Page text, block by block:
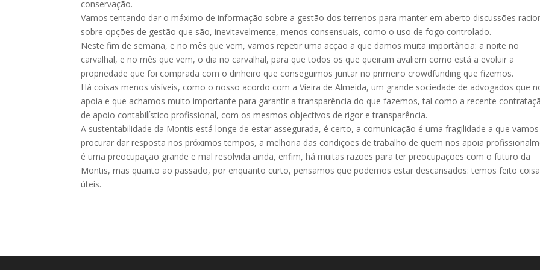
conservação.
Vamos tentando dar o máximo de informação sobre a gestão dos terrenos para manter em aberto discussões
sobre opções de gestão que são, inevitavelmente, menos consensuais, como o uso de fogo controlado.
Neste fim de semana, e no mês que vem, vamos repetir uma acção a que damos muita importância: a noite no
carvalhal, e no mês que vem, o dia no carvalhal, para que todos os que queiram avaliem como está a evoluir a
propriedade que foi comprada com o dinheiro que conseguimos juntar no primeiro crowdfunding que fizemos.
Há coisas menos visíveis, como o nosso acordo com a Vieira de Almeida, um grande sociedade de advogados que
apoia e que achamos muito importante para garantir a transparência do que fazemos, tal como a recente
de apoio contabilístico profissional, com os mesmos objectivos de rigor e transparência.
A sustentabilidade da Montis está longe de estar assegurada, é certo, a comunicação é uma fragilidade a que vamos
procurar dar resposta nos próximos tempos, a melhoria das condições de trabalho de quem nos apoia
é uma preocupação grande e mal resolvida ainda, enfim, há muitas razões para ter preocupações com o futuro da
Montis, mas quanto ao passado, por enquanto curto, pensamos que podemos estar descansados: temos feito
úteis.